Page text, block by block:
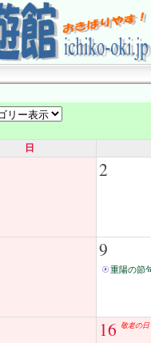
日
2
9
重陽の節
16 敬老の日